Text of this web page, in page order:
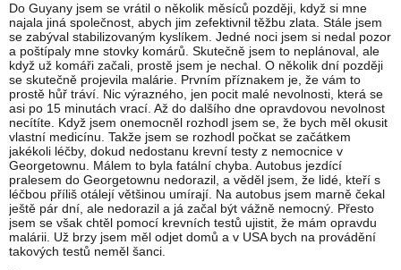
Do Guyany jsem se vrátil o několik měsíců později, když si mne
najala jiná společnost, abych jim zefektivnil těžbu zlata. Stále jsem
se zabýval stabilizovaným kyslíkem. Jedné noci jsem si nedal pozor
a poštípaly mne stovky komárů. Skutečně jsem to neplánoval, ale
když už komáři začali, prostě jsem je nechal. O několik dní později
se skutečně projevila malárie. Prvním příznakem je, že vám to
prostě hůř tráví. Nic výrazného, jen pocit malé nevolnosti, která se
asi po 15 minutách vrací. Až do dalšího dne opravdovou nevolnost
necítíte. Když jsem onemocněl rozhodl jsem se, že bych měl okusit
vlastní medicínu. Takže jsem se rozhodl počkat se začátkem
jakékoli léčby, dokud nedostanu krevní testy z nemocnice v
Georgetownu. Málem to byla fatální chyba. Autobus jezdící
pralesem do Georgetownu nedorazil, a věděl jsem, že lidé, kteří s
léčbou příliš otálejí většinou umírají. Na autobus jsem marně čekal
ještě pár dní, ale nedorazil a já začal být vážně nemocný. Přesto
jsem se však chtěl pomocí krevních testů ujistit, že mám opravdu
malárii. Už brzy jsem měl odjet domů a v USA bych na provádění
takových testů neměl šanci.